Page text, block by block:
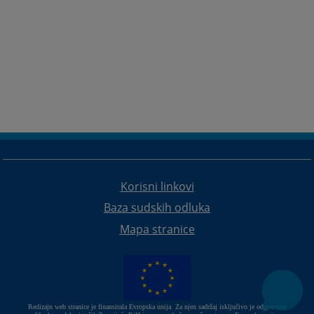
Korisni linkovi
Baza sudskih odluka
Mapa stranice
Redizajn web stranice je finansirala Evropska unija. Za njen sadržaj isključivo je odgovorno